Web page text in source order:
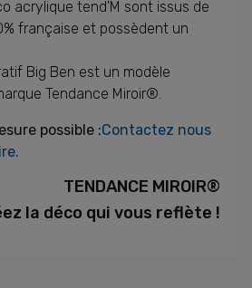
acrylique tend'M sont issus de
française et possèdent un
Big Ben est un modèle
Tendance Miroir®.
possible :Contactez nous
TENDANCE MIROIR®
la déco qui vous reflète !